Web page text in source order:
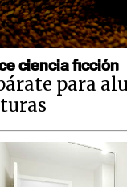
ciencia ficción
para